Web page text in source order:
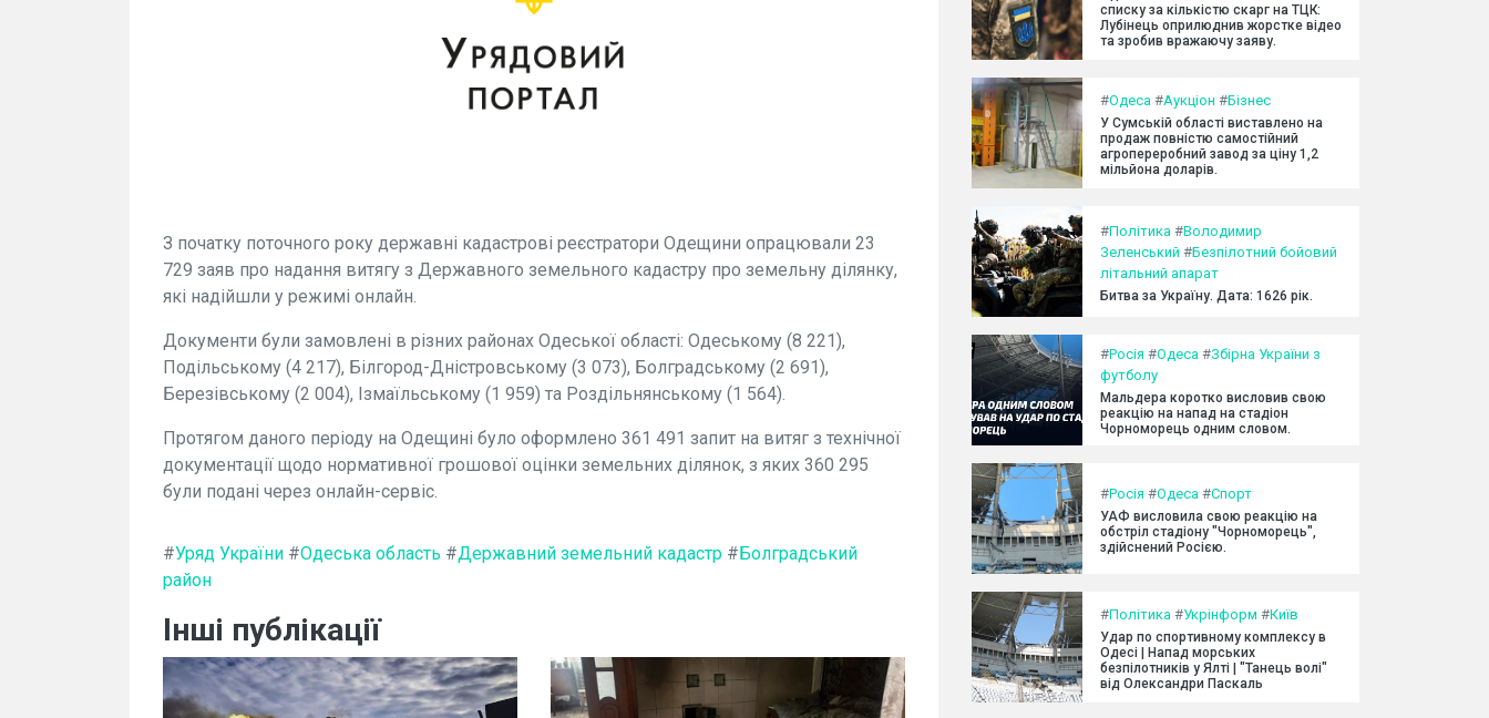
З початку поточного року державні кадастрові реєстратори Одещини опрацювали 23
729 заяв про надання витягу з Державного земельного кадастру про земельну ділянку,
які надійшли у режимі онлайн.
Документи були замовлені в різних районах Одеської області: Одеському (8 221),
Подільському (4 217), Білгород-Дністровському (3 073), Болградському (2 691),
Березівському (2 004), Ізмаїльському (1 959) та Роздільнянському (1 564).
Протягом даного періоду на Одещині було оформлено 361 491 запит на витяг з технічної
документації щодо нормативної грошової оцінки земельних ділянок, з яких 360 295
були подані через онлайн-сервіс.
#Уряд України #Одеська область #Державний земельний кадастр #Болградський
район
Інші публікації
списку за кількістю скарг на ТЦК:
Лубінець оприлюднив жорстке відео
та зробив вражаючу заяву.
#Одеса #Аукціон #Бізнес
У Сумській області виставлено на
продаж повністю самостійний
агропереробний завод за ціну 1,2
мільйона доларів.
#Політика #Володимир
Зеленський #Безпілотний бойовий
літальний апарат
Битва за Україну. Дата: 1626 рік.
#Росія #Одеса #Збірна України з
футболу
Мальдера коротко висловив свою
реакцію на напад на стадіон
Чорноморець одним словом.
#Росія #Одеса #Спорт
УАФ висловила свою реакцію на
обстріл стадіону "Чорноморець",
здійснений Росією.
#Політика #Укрінформ #Київ
Удар по спортивному комплексу в
Одесі | Напад морських
безпілотників у Ялті | "Танець волі"
від Олександри Паскаль